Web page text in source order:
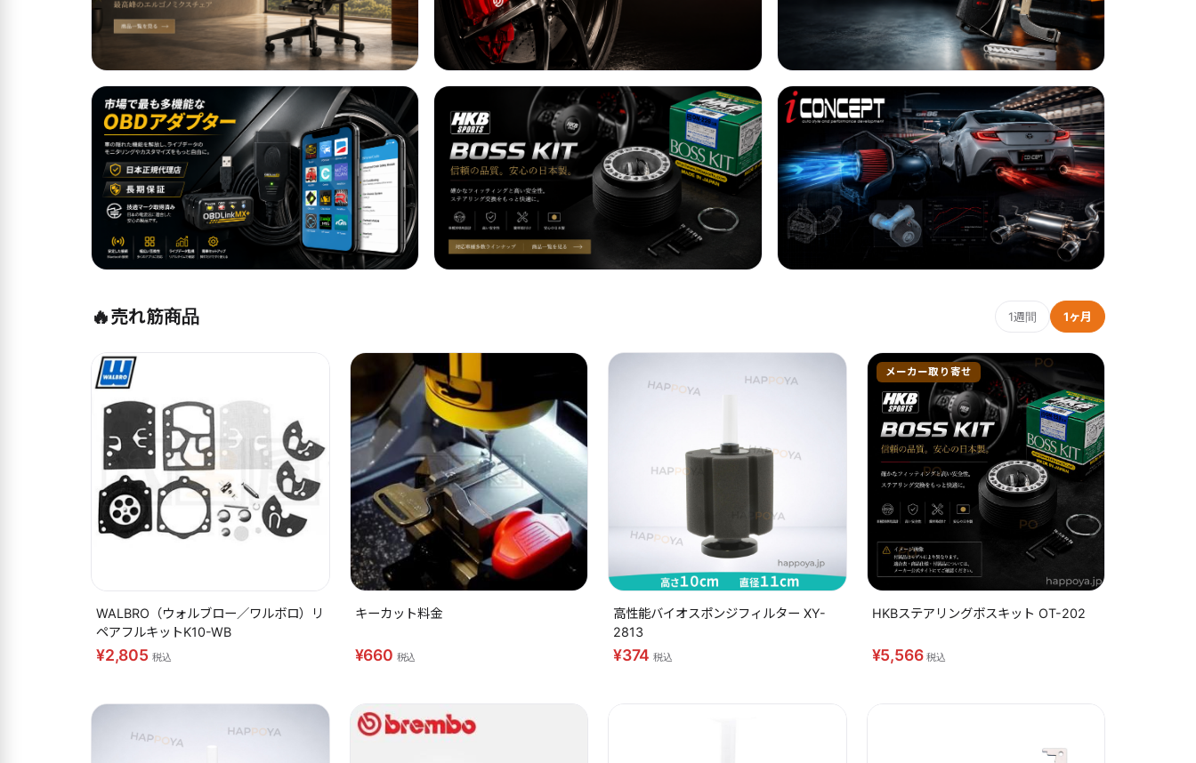
🔥売れ筋商品 1週間 1ヶ月
WALBRO（ウォルブロー／ワルボロ）リ
ペアフルキットK10-WB
¥2,805 税込
キーカット料金
¥660 税込
高性能バイオスポンジフィルター XY-
2813
¥374税込
メーカー取り寄せ
HKBステアリングボスキット OT-202
¥5,566税込